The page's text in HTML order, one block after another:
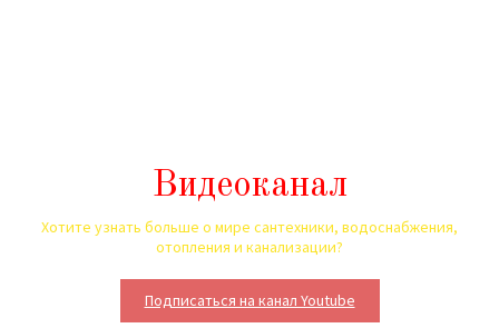
Видеоканал
Хотите узнать больше о мире сантехники, водоснабжения,
отопления и канализации?
Подписаться на канал Youtube